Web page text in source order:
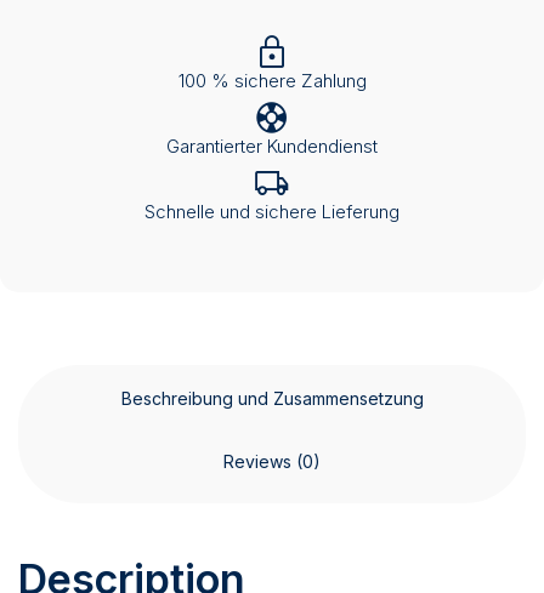
100 % sichere Zahlung
Garantierter Kundendienst
Schnelle und sichere Lieferung
Beschreibung und Zusammensetzung
Reviews (0)
Description